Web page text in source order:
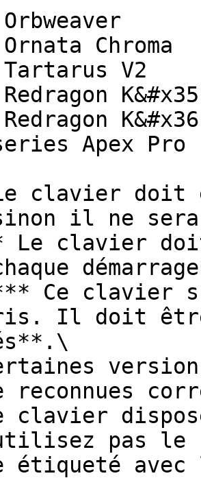
Orbweaver
Ornata
Tartarus V2
Redragon
Redragon
Apex
clavier doit
il ne
clavier
Ce clavier
Il doit
reconnues
clavier
pas le
étiqueté